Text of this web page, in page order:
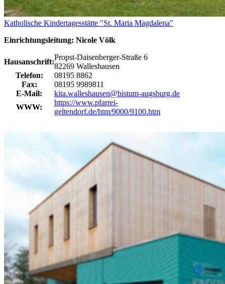
Katholische Kindertagesstätte "St. Maria Magdalena"
Einrichtungsleitung: Nicole Völk
Hausanschrift:
Propst-Daisenberger-Straße 6
82269 Walleshausen
Telefon:
08195 8862
Fax:
08195 9989811
E-Mail:
kita.walleshausen@bistum-augsburg.de
WWW:
https://www.pfarrei-
geltendorf.de/htm/9000/9100.htm